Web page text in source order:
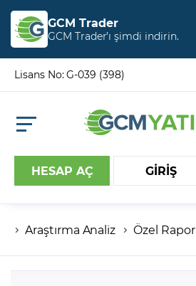
GCM Trader
GCM Trader’ı şimdi indirin.
Lisans No: G-039 (398)
HESAP AÇ GİRİŞ
Hesap numaranız
Şifreniz
Araştırma Analiz Özel Rapor